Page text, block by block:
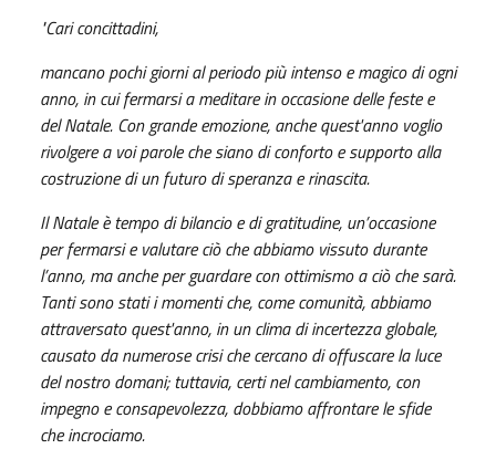
"Cari concittadini,
mancano pochi giorni al periodo più intenso e magico di ogni
anno, in cui fermarsi a meditare in occasione delle feste e
del Natale. Con grande emozione, anche quest'anno voglio
rivolgere a voi parole che siano di conforto e supporto alla
costruzione di un futuro di speranza e rinascita.
Il Natale è tempo di bilancio e di gratitudine, un’occasione
per fermarsi e valutare ciò che abbiamo vissuto durante
l’anno, ma anche per guardare con ottimismo a ciò che sarà.
Tanti sono stati i momenti che, come comunità, abbiamo
attraversato quest'anno, in un clima di incertezza globale,
causato da numerose crisi che cercano di offuscare la luce
del nostro domani; tuttavia, certi nel cambiamento, con
impegno e consapevolezza, dobbiamo affrontare le sfide
che incrociamo.